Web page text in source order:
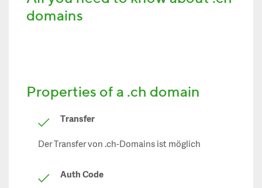
domains
Properties of a .ch domain
Transfer
Der Transfer von .ch-Domains ist möglich
Auth Code